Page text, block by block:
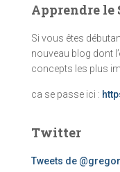
Apprendre le
Si vous êtes
nouveau blog dont
concepts les plus
ca se passe ici :
Twitter
Tweets de